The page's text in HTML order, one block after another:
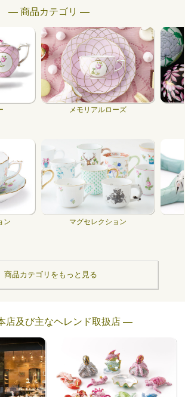
― 商品カテゴリ ―
ン
メモリアルローズ
マグセレクション
商品カテゴリをもっと見る
店及び主なヘレンド取扱店 ―